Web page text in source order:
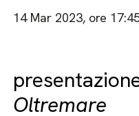
14 Mar 2023, ore
Oltremare